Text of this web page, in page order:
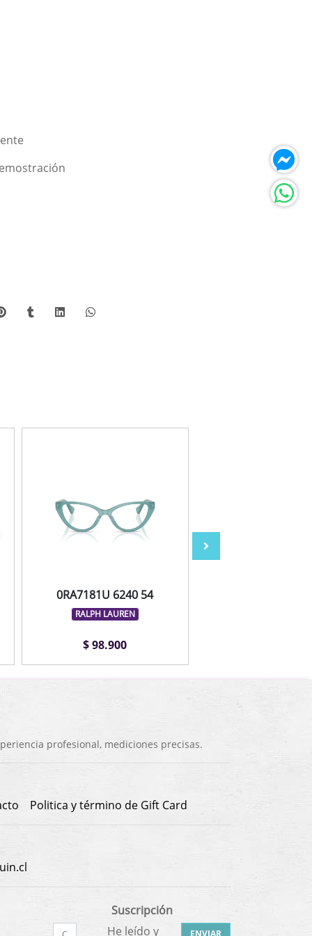
0RA7181U 6240 54
RALPH LAUREN
$ 98.900
profesional, mediciones precisas.
Politica y término de Gift Card
Suscripción
He leído y
ENVIAR